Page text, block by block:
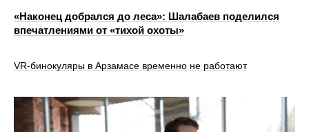
«Наконец добрался до леса»: Шалабаев поделился
впечатлениями от «тихой охоты»
VR‑бинокуляры в Арзамасе временно не работают